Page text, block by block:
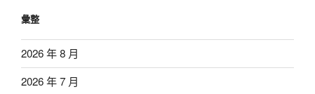
彙整
2026 年 8 月
2026 年 7 月